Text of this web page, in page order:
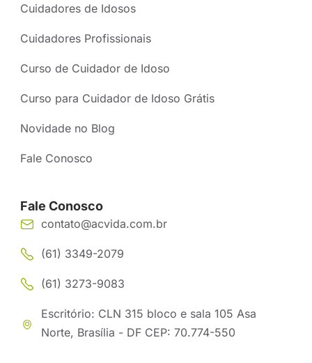
Cuidadores de Idosos
Cuidadores Profissionais
Curso de Cuidador de Idoso
Curso para Cuidador de Idoso Grátis
Novidade no Blog
Fale Conosco
Fale Conosco
contato@acvida.com.br
(61) 3349-2079
(61) 3273-9083
Escritório: CLN 315 bloco e sala 105 Asa
Norte, Brasília - DF CEP: 70.774-550